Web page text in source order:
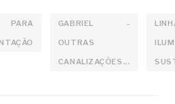
GABRIEL -
OUTRAS
CANALIZAÇÕES...